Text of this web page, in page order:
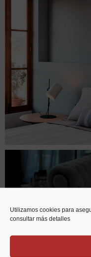
Utilizamos cookies para
consultar más detalles